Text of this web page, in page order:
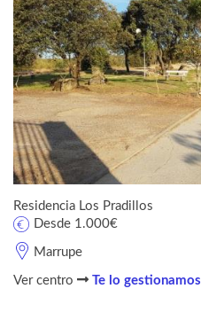
Residencia Los Pradillos
Marrupe
Desde 1.000€
Ver centro Te lo gestionamos